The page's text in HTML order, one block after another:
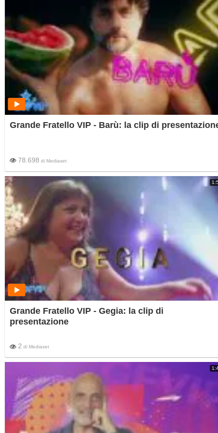
Grande Fratello VIP - Barù: la clip di
78.698 di Mediaset
Grande Fratello VIP - Gegia: la clip di
presentazione
2 di Mediaset